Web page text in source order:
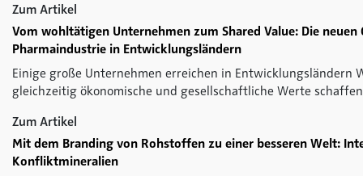
Zum Artikel
Vom wohltätigen Unternehmen zum Shared Value: Die neuen
Pharmaindustrie in Entwicklungsländern
Einige große Unternehmen erreichen in Entwicklungsländern
gleichzeitig ökonomische und gesellschaftliche Werte
Zum Artikel
Mit dem Branding von Rohstoffen zu einer besseren Welt:
Konfliktmineralien